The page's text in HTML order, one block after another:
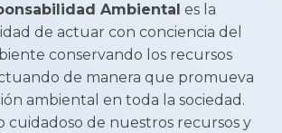
Ambiental es la
de actuar con conciencia del
conservando los recursos
de manera que promueva
ambiental en toda la sociedad.
cuidadoso de nuestros recursos y